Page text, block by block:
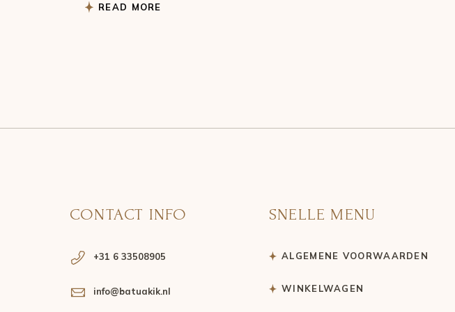
READ MORE
CONTACT INFO
+31 6 33508905
info@batuakik.nl
SNELLE MENU
ALGEMENE VOORWAARDEN
WINKELWAGEN